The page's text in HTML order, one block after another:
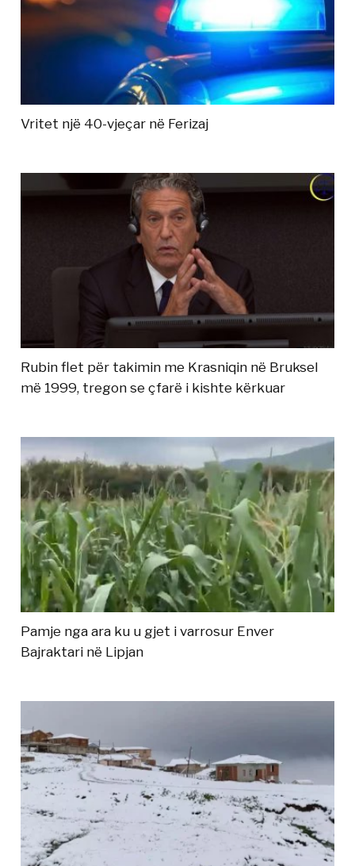
Vritet një 40-vjeçar në Ferizaj
Rubin flet për takimin me Krasniqin në Bruksel
më 1999, tregon se çfarë i kishte kërkuar
Pamje nga ara ku u gjet i varrosur Enver
Bajraktari në Lipjan